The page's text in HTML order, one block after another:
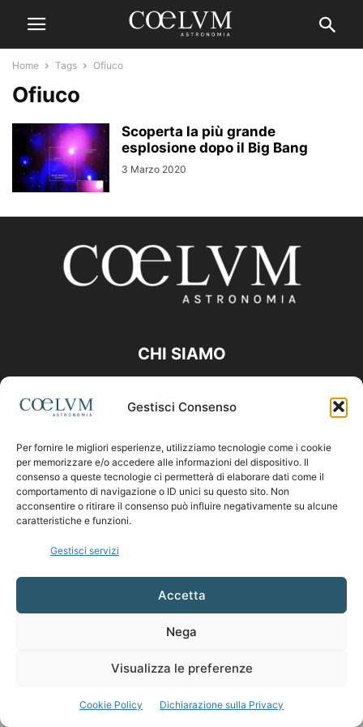
Gestisci Consenso
Per fornire le migliori esperienze, utilizziamo tecnologie come i cookie
per memorizzare e/o accedere alle informazioni del dispositivo. Il
consenso a queste tecnologie ci permetterà di elaborare dati come il
comportamento di navigazione o ID unici su questo sito. Non
acconsentire o ritirare il consenso può influire negativamente su alcune
caratteristiche e funzioni.
Gestisci servizi
Accetta
Nega
Visualizza le preferenze
Cookie Policy Dichiarazione sulla Privacy
Home Tags Ofiuco
Ofiuco
Scoperta la più grande
esplosione dopo il Big Bang
3 Marzo 2020
CHI SIAMO
Contattaci:coelumastro@coelum.com
SEGUICI